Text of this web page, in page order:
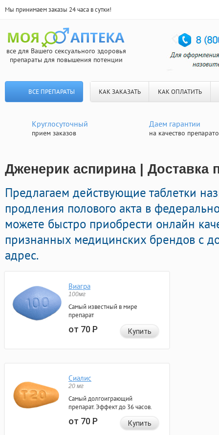
Мы принимаем заказы 24 часа в сутки!
все для Вашего сексуального здоровья
препараты для повышения потенции
ВСЕ ПРЕПАРАТЫ КАК ЗАКАЗАТЬ КАК ОПЛАТИТЬ
Круглосуточный
прием заказов
Даем гарантии
на качество
Дженерик аспирина | Доставка
Предлагаем действующие таблетки
продления полового акта в
можете быстро приобрести онлайн
признанных медицинских брендов с
адрес.
Виагра
100мг
Самый известный в мире
препарат
от 70Р Купить
Сиалис
20 мг
Самый долгоиграющий
препарат. Эффект до 36 часов.
от 70Р Купить